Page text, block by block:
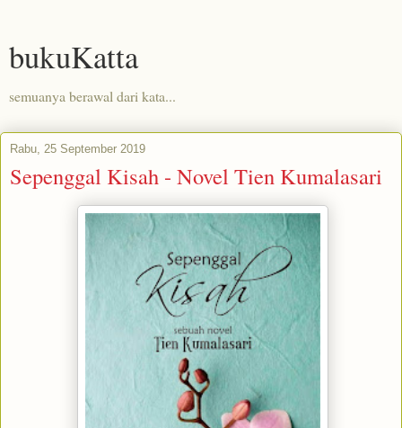
bukuKatta
semuanya berawal dari kata...
Rabu, 25 September 2019
Sepenggal Kisah - Novel Tien Kumalasari